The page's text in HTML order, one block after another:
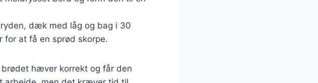
dæk med låg og bag i 30
for at få en sprød skorpe.
hæver korrekt og får den